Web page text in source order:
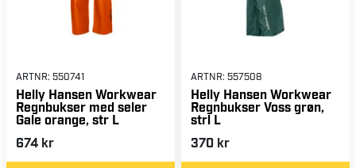
ARTNR: 550741
Helly Hansen Workwear
Regnbukser med seler
Gale orange, str L
674 kr
ARTNR: 557508
Helly Hansen Workwear
Regnbukser Voss grøn,
strl L
370 kr